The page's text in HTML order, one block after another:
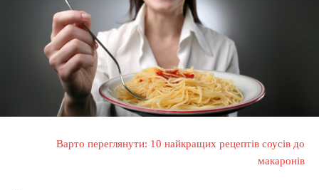
Варто переглянути: 10 найкращих рецептів соусів до
макаронів